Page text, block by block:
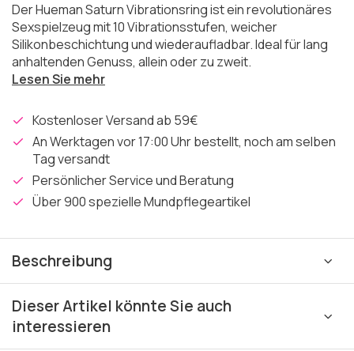
Der Hueman Saturn Vibrationsring ist ein revolutionäres
Sexspielzeug mit 10 Vibrationsstufen, weicher
Silikonbeschichtung und wiederaufladbar. Ideal für lang
anhaltenden Genuss, allein oder zu zweit.
Lesen Sie mehr
Kostenloser Versand ab 59€
An Werktagen vor 17:00 Uhr bestellt, noch am selben
Tag versandt
Persönlicher Service und Beratung
Über 900 spezielle Mundpflegeartikel
Beschreibung
Dieser Artikel könnte Sie auch
interessieren